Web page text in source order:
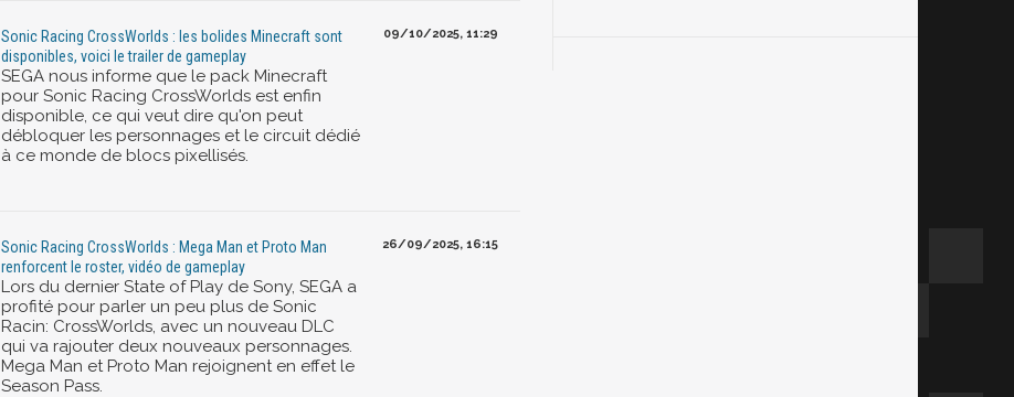
Sonic Racing CrossWorlds : les bolides Minecraft sont
disponibles, voici le trailer de gameplay
SEGA nous informe que le pack Minecraft
pour Sonic Racing CrossWorlds est enfin
disponible, ce qui veut dire qu'on peut
débloquer les personnages et le circuit dédié
à ce monde de blocs pixellisés.
09/10/2025, 11:29
Sonic Racing CrossWorlds : Mega Man et Proto Man
renforcent le roster, vidéo de gameplay
Lors du dernier State of Play de Sony, SEGA a
profité pour parler un peu plus de Sonic
Racin: CrossWorlds, avec un nouveau DLC
qui va rajouter deux nouveaux personnages.
Mega Man et Proto Man rejoignent en effet le
Season Pass.
26/09/2025, 16:15